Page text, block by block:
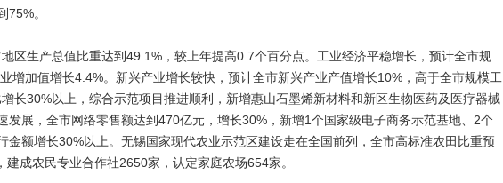
。
区生产总值比重达到49.1%，较上年提高0.7个百分点。工业经济平稳增长，预计全市规
增加值增长4.4%。新兴产业增长较快，预计全市新兴产业产值增长10%，高于全市规模工
长30%以上，综合示范项目推进顺利，新增惠山石墨烯新材料和新区生物医药及医疗器械
发展，全市网络零售额达到470亿元，增长30%，新增1个国家级电子商务示范基地、2个
金额增长30%以上。无锡国家现代农业示范区建设走在全国前列，全市高标准农田比重预
成农民专业合作社2650家，认定家庭农场654家。